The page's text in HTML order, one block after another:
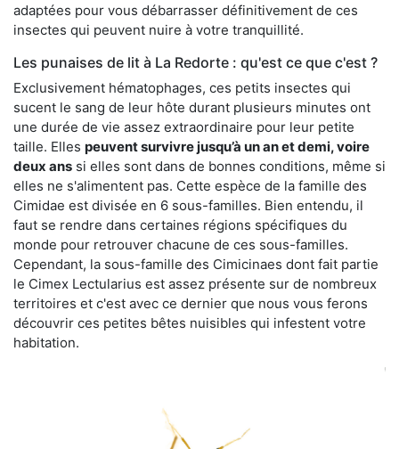
adaptées pour vous débarrasser définitivement de ces
insectes qui peuvent nuire à votre tranquillité.
Les punaises de lit à La Redorte : qu'est ce que c'est ?
Exclusivement hématophages, ces petits insectes qui
sucent le sang de leur hôte durant plusieurs minutes ont
une durée de vie assez extraordinaire pour leur petite
taille. Elles peuvent survivre jusqu’à un an et demi, voire
deux ans si elles sont dans de bonnes conditions, même si
elles ne s'alimentent pas. Cette espèce de la famille des
Cimidae est divisée en 6 sous-familles. Bien entendu, il
faut se rendre dans certaines régions spécifiques du
monde pour retrouver chacune de ces sous-familles.
Cependant, la sous-famille des Cimicinaes dont fait partie
le Cimex Lectularius est assez présente sur de nombreux
territoires et c'est avec ce dernier que nous vous ferons
découvrir ces petites bêtes nuisibles qui infestent votre
habitation.